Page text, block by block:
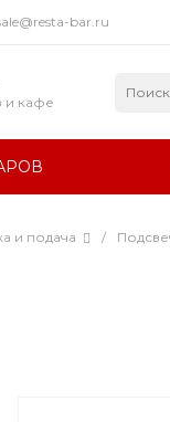
bar.ru
и кафе
и подача /